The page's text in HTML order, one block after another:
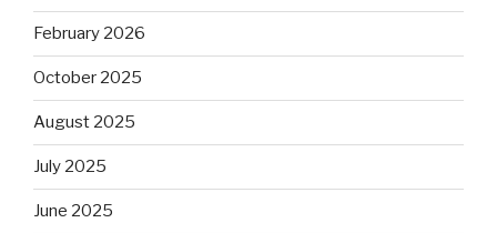
February 2026
October 2025
August 2025
July 2025
June 2025